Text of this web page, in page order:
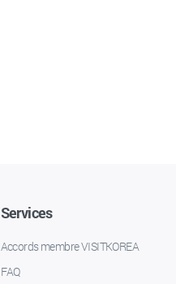
Services
Accords membre VISITKOREA
FAQ